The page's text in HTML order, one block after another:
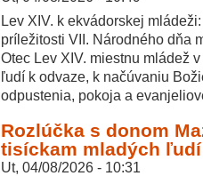
Lev XIV. k ekvádorskej
príležitosti VII. Národného dňa
Otec Lev XIV. miestnu mládež
ľudí k odvaze, k načúvaniu
odpustenia, pokoja a
Rozlúčka s donom
tisíckam mladých ľudí
Ut, 04/08/2026 - 10:31